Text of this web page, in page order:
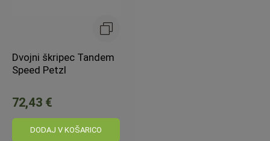
Dvojni škripec Tandem
Speed Petzl
72,43 €
DODAJ V KOŠARICO